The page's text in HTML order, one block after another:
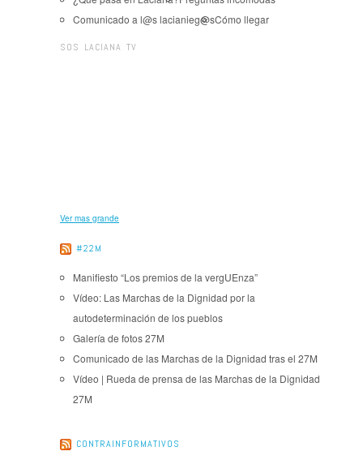
Comunicado a l@s lacianieg@sCómo llegar
SOS LACIANA TV
Ver mas grande
#22M
Manifiesto “Los premios de la vergUEnza”
Vídeo: Las Marchas de la Dignidad por la
autodeterminación de los pueblos
Galería de fotos 27M
Comunicado de las Marchas de la Dignidad tras el 27M
Vídeo | Rueda de prensa de las Marchas de la Dignidad
27M
CONTRAINFORMATIVOS